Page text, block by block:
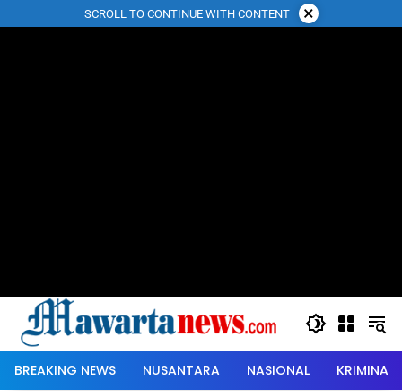
ke
SCROLL TO CONTINUE WITH CONTENT ×
BREAKING NEWS NUSANTARA NASIONAL KRIMINAL